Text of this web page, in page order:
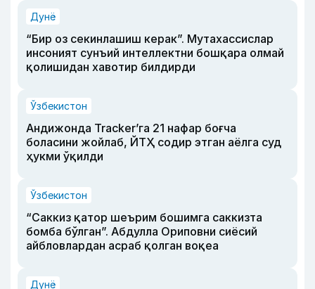
Дунё
“Бир оз секинлашиш керак”. Мутахассислар
инсоният сунъий интеллектни бошқара олмай
қолишидан хавотир билдирди
Ўзбекистон
Андижонда Tracker’га 21 нафар боғча
боласини жойлаб, ЙТҲ содир этган аёлга суд
ҳукми ўқилди
Ўзбекистон
“Саккиз қатор шеърим бошимга саккизта
бомба бўлган”. Абдулла Ориповни сиёсий
айбловлардан асраб қолган воқеа
Дунё